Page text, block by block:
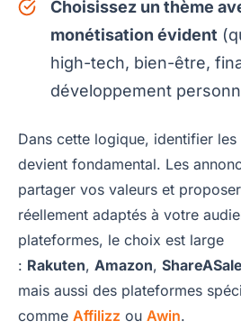
Choisissez un thème
monétisation évident
high-tech, bien-être,
développement
Dans cette logique, identifier
devient fondamental. Les
partager vos valeurs et
réellement adaptés à votre
plateformes, le choix est large
: Rakuten, Amazon, ShareASale
mais aussi des plateformes
comme Affilizz ou Awin.